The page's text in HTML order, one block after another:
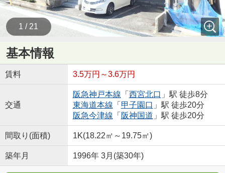
1 / 21
基本情報
賃料 3.5万円～3.6万円
交通
阪急神戸本線 「 西宮北口 」駅 徒歩8分
東海道本線 「 甲子園口 」駅 徒歩20分
阪急今津線 「 阪神国道 」駅 徒歩20分
間取り(面積) 1K(18.22㎡～19.75㎡)
築年月 1996年 3月(築30年)